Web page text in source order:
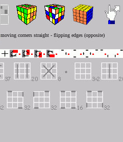
moving corners straight - flipping edges (opposite)